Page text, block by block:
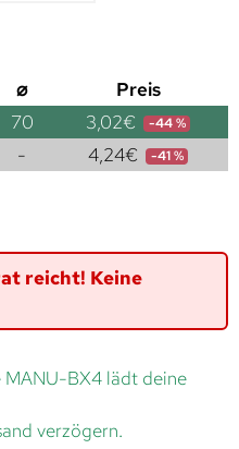
⌀
Preis
70 3,02€ -44 %
- 4,24€ -41 %
reicht! Keine
MANU-BX4 lädt deine
verzögern.